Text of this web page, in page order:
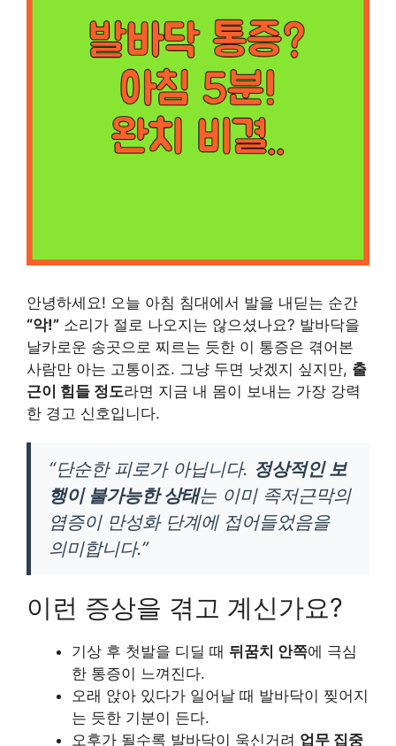
안녕하세요! 오늘 아침 침대에서 발을 내딛는 순간
“악!” 소리가 절로 나오지는 않으셨나요? 발바닥을
날카로운 송곳으로 찌르는 듯한 이 통증은 겪어본
사람만 아는 고통이죠. 그냥 두면 낫겠지 싶지만, 출
근이 힘들 정도라면 지금 내 몸이 보내는 가장 강력
한 경고 신호입니다.
“단순한 피로가 아닙니다. 정상적인 보
행이 불가능한 상태는 이미 족저근막의
염증이 만성화 단계에 접어들었음을
의미합니다.”
이런 증상을 겪고 계신가요?
기상 후 첫발을 디딜 때 뒤꿈치 안쪽에 극심
한 통증이 느껴진다.
오래 앉아 있다가 일어날 때 발바닥이 찢어지
는 듯한 기분이 든다.
오후가 될수록 발바닥이 욱신거려 업무 집중